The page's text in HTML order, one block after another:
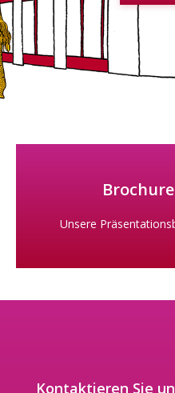
Unsere
Kontaktieren Sie